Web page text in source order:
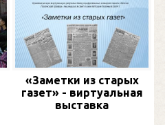
«Заметки из старых
газет» - виртуальная
выставка